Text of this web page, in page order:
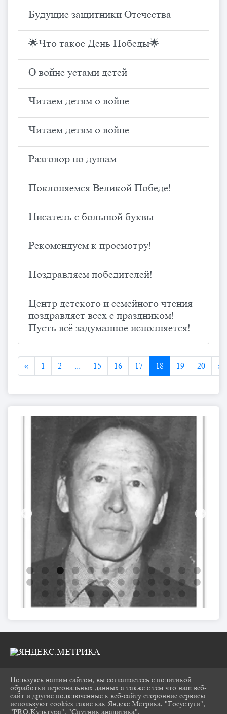
Будущие защитники Отечества
🌟Что такое День Победы🌟
О войне устами детей
Читаем детям о войне
Читаем детям о войне
Разговор по душам
Поклоняемся Великой Победе!
Писатель с большой буквы
Рекомендуем к просмотру!
Поздравляем победителей!
Центр детского и семейного чтения
поздравляет всех с праздником!
Пусть всё задуманное исполняется!
« 1 2 ... 15 16 17 18 19 20 »
2026 Г. CHUKOVKA17.RU
ВХОД
КАРТА САЙТА
ПОЛИТИКА ОБРАБОТКИ ПЕРСОНАЛЬНЫХ
Пользуясь нашим сайтом, вы соглашаетесь с политикой
обработки персональных данных а также с тем что наш веб-
сайт и другие подключенные к веб-сайту сторонние сервисы
используют cookies такие как Яндекс Метрика, "Госуслуги",
"PRO.Культура", "Спутник аналитика".